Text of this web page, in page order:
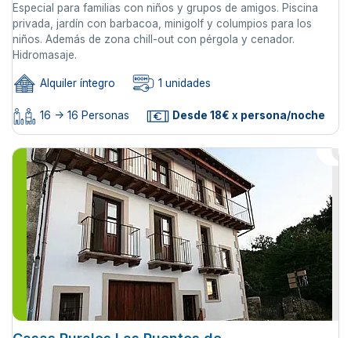
Especial para familias con niños y grupos de amigos. Piscina
privada, jardín con barbacoa, minigolf y columpios para los
niños. Además de zona chill-out con pérgola y cenador.
Hidromasaje.
Alquiler íntegro 1 unidades
16 -> 16 Personas Desde 18€ x persona/noche